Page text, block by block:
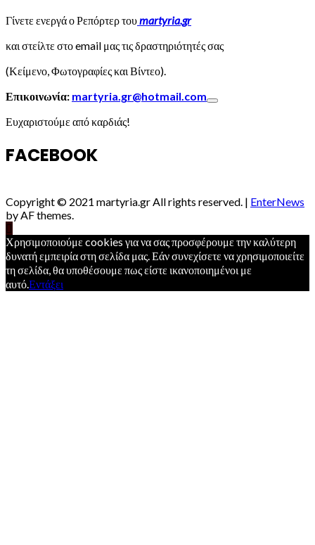
Γίνετε ενεργά ο Ρεπόρτερ τουmartyria.gr
και στείλτε στο email μας τις δραστηριότητές σας
(Κείμενο, Φωτογραφίες και Βίντεο).
Επικοινωνία: martyria.gr@hotmail.com
Ευχαριστούμε από καρδιάς!
FACEBOOK
Copyright © 2021 martyria.gr All rights reserved. | EnterNews
by AF themes.
Χρησιμοποιούμε cookies για να σας προσφέρουμε την καλύτερη
δυνατή εμπειρία στη σελίδα μας. Εάν συνεχίσετε να χρησιμοποιείτε
τη σελίδα, θα υποθέσουμε πως είστε ικανοποιημένοι με
αυτό.Εντάξει